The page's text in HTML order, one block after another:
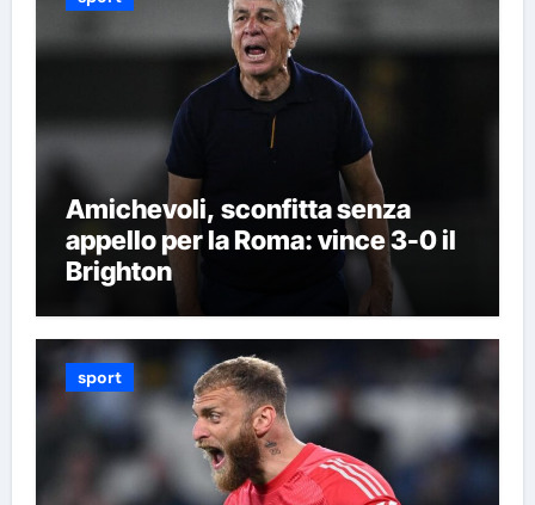
Amichevoli, sconfitta senza
appello per la Roma: vince 3-0 il
Brighton
sport